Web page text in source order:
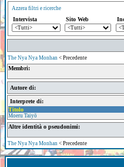
Azzera filtri e ricerche
Intervista Sito Web
The Nya Nya Monhan < Precedente
Membri:
Autore di:
Interprete di:
Titolo
Moeru Taiyō
Altre identità o pseudonimi:
The Nya Nya Monhan < Precedente